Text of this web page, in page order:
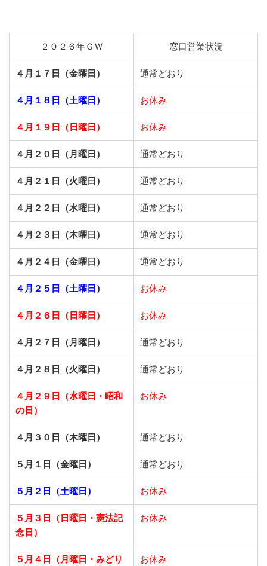
２０２６年ＧＷ 窓口営業状況
４月１７日（金曜日） 通常どおり
４月１８日（土曜日） お休み
４月１９日（日曜日） お休み
４月２０日（月曜日） 通常どおり
４月２１日（火曜日） 通常どおり
４月２２日（水曜日） 通常どおり
４月２３日（木曜日） 通常どおり
４月２４日（金曜日） 通常どおり
４月２５日（土曜日） お休み
４月２６日（日曜日） お休み
４月２７日（月曜日） 通常どおり
４月２８日（火曜日） 通常どおり
４月２９日（水曜日・昭和
の日）
お休み
４月３０日（木曜日） 通常どおり
５月１日（金曜日） 通常どおり
５月２日（土曜日） お休み
５月３日（日曜日・憲法記
念日）
お休み
５月４日（月曜日・みどり
お休み